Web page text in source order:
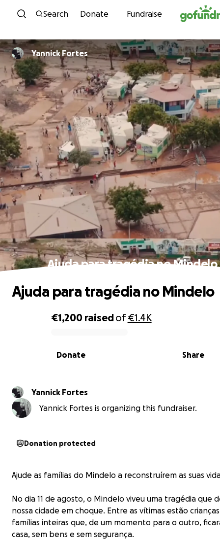
Skip to content
Search Donate Fundraise
Yannick Fortes
Ajuda para tragédia no Mindelo
0% complete
€1,200 raisedof€1.4K
Share
Donate
Ajuda para tragédia no Mindelo
Yannick Fortes
Yannick Fortes is organizing this fundraiser.
Donation protected
Ajude as famílias do Mindelo a reconstruírem as suas
No dia 11 de agosto, o Mindelo viveu uma tragédia que
nossa cidade em choque. Entre as vítimas estão
famílias inteiras que, de um momento para o outro,
casa, sem bens e sem segurança.